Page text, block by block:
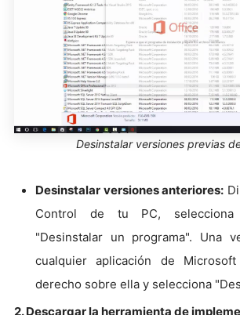
Desinstalar versiones previas
Desinstalar versiones anteriores:
Control de tu PC, selecciona
"Desinstalar un programa". Una
cualquier aplicación de
derecho sobre ella y selecciona
2. Descargar la herramienta de